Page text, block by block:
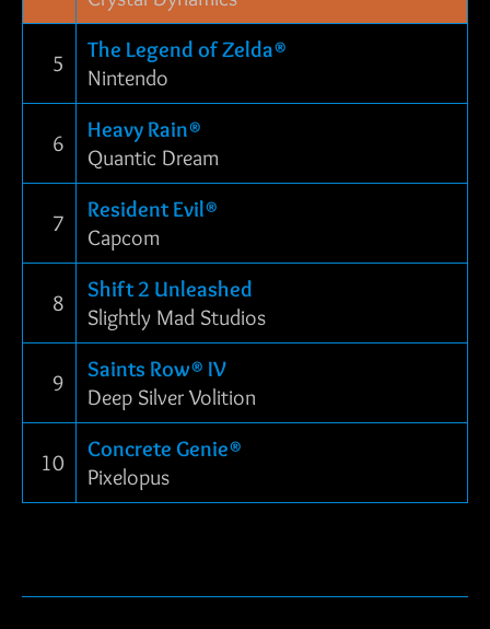
5
The Legend of Zelda®
Nintendo
6
Heavy Rain®
Quantic Dream
7
Resident Evil®
Capcom
8
Shift 2 Unleashed
Slightly Mad Studios
9
Saints Row® IV
Deep Silver Volition
10
Concrete Genie®
Pixelopus